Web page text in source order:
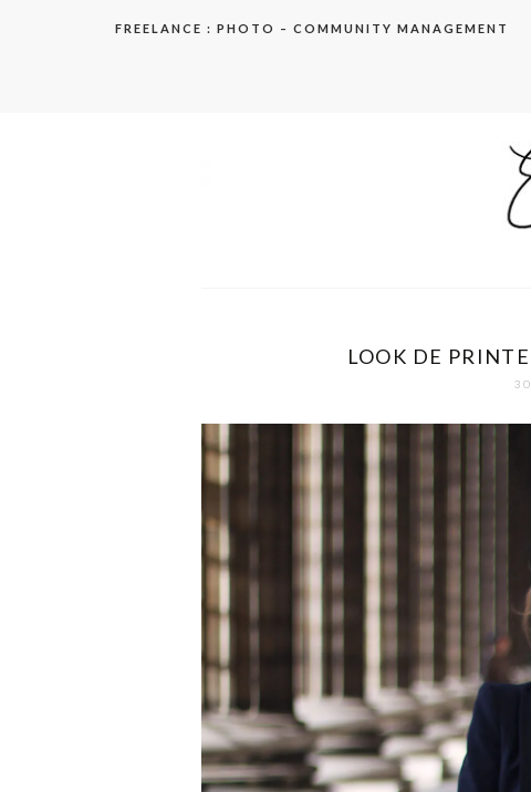
FREELANCE : PHOTO – COMMUNITY MANAGEMENT
elodie
LOOK DE